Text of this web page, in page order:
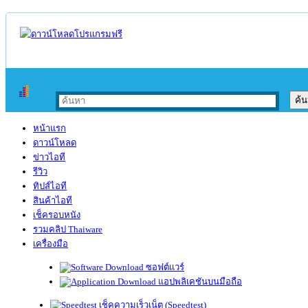
หน้าแรก
ดาวน์โหลด
ข่าวไอที
รีวิว
ทิปส์ไอที
สินค้าไอที
เช็ครอบหนัง
รวมคลิป Thaiware
เครื่องมือ
ซอฟต์แวร์
แอปพลิเคชันบนมือถือ
เช็คความเร็วเน็ต (Speedtest)